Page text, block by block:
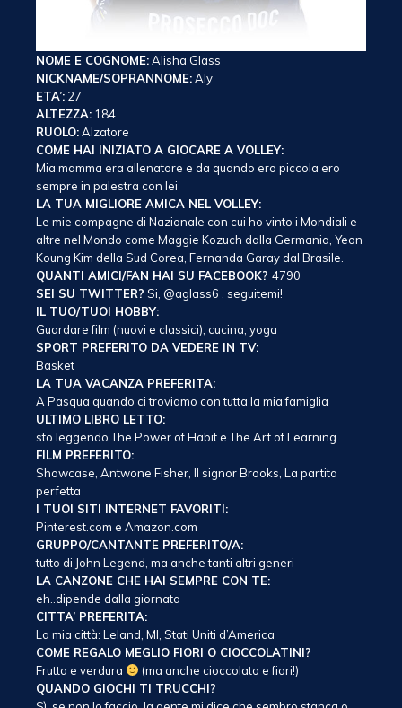
NOME E COGNOME:Alisha Glass
NICKNAME/SOPRANNOME:Aly
ETA’: 27
ALTEZZA: 184
RUOLO:Alzatore
COME HAI INIZIATO A GIOCARE A VOLLEY:
Mia mamma era allenatore e da quando ero piccola ero
sempre in palestra con lei
LA TUA MIGLIORE AMICA NEL VOLLEY:
Le mie compagne di Nazionale con cui ho vinto i Mondiali e
altre nel Mondo come Maggie Kozuch dalla Germania, Yeon
Koung Kim della Sud Corea, Fernanda Garay dal Brasile.
QUANTI AMICI/FAN HAI SU FACEBOOK? 4790
SEI SU TWITTER? Si, @aglass6 , seguitemi!
IL TUO/TUOI HOBBY:
Guardare film (nuovi e classici), cucina, yoga
SPORT PREFERITO DA VEDERE IN TV:
Basket
LA TUA VACANZA PREFERITA:
A Pasqua quando ci troviamo con tutta la mia famiglia
ULTIMO LIBRO LETTO:
sto leggendo The Power of Habit e The Art of Learning
FILM PREFERITO:
Showcase, Antwone Fisher, Il signor Brooks, La partita
perfetta
I TUOI SITI INTERNET FAVORITI:
Pinterest.com e Amazon.com
GRUPPO/CANTANTE PREFERITO/A:
tutto di John Legend, ma anche tanti altri generi
LA CANZONE CHE HAI SEMPRE CON TE:
eh..dipende dalla giornata
CITTA’ PREFERITA:
La mia città: Leland, MI, Stati Uniti d’America
COME REGALO MEGLIO FIORI O CIOCCOLATINI?
Frutta e verdura
(ma anche cioccolato e fiori!)
QUANDO GIOCHI TI TRUCCHI?